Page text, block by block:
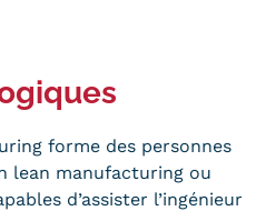
Acquis de
forme des personnes
lean manufacturing ou
d’assister l’ingénieur